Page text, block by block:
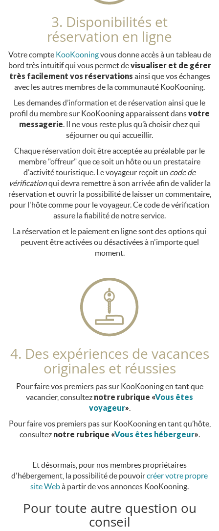
3. Disponibilités et
réservation en ligne
Votre compte KooKooningvous donne accès à un tableau de
bord très intuitif qui vous permet devisualiser et de gérer
très facilement vos réservations ainsi que vos échanges
avec les autres membres de la communauté KooKooning.
Les demandes d’information et de réservation ainsi que le
profil du membre sur KooKooning apparaissent dansvotre
messagerie. Il ne vous reste plus qu’à choisir chez qui
séjourner ou qui accueillir.
Chaque réservation doit être acceptée au préalable par le
membre "offreur" que ce soit un hôte ou un prestataire
d'activité touristique. Le voyageur reçoit un code de
vérificationqui devra remettre à son arrivée afin de valider la
réservation et ouvrir la possibilité de laisser un commentaire,
pour l'hôte comme pour le voyageur. Ce code de vérification
assure la fiabilité de notre service.
La réservation et le paiement en ligne sont des options qui
peuvent être activées ou désactivées à n'importe quel
moment.
4. Des expériences de vacances
originales et réussies
Pour faire vos premiers pas sur KooKooning en tant que
vacancier, consultez notre rubrique «Vous êtes
voyageur».
Pour faire vos premiers pas sur KooKooning en tant qu’hôte,
consultez notre rubrique «Vous êtes hébergeur».
Et désormais, pour nos membres propriétaires
d'hébergement, la possibilité de pouvoircréer votre propre
site Webà partir de vos annonces KooKooning.
Pour toute autre question ou
conseil